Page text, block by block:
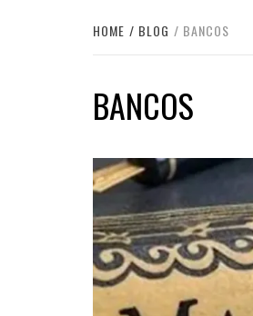
HOME BLOG BANCOS
BANCOS